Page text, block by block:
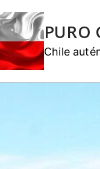
PURO
Chile